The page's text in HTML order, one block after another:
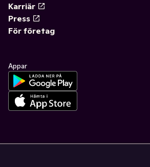
Karriär
Press
För företag
Appar